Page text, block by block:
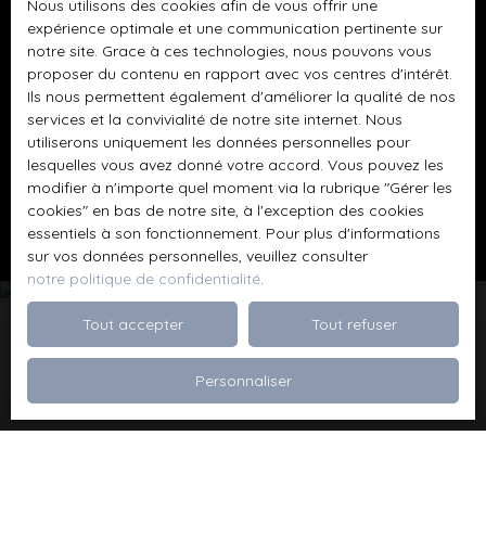
BLOIS CEDEX.
Pour en savoir plus sur le traitement de vos
données personnelles, veuillez consulter notre
politique de confidentialité.
Recevoir des annonces
Je recherche un bien
Vente appartement Dévoluy (05250)
Nous utilisons des cookies afin de vous offrir une
expérience optimale et une communication pertinente sur
notre site. Grace à ces technologies, nous pouvons vous
proposer du contenu en rapport avec vos centres d'intérêt.
Ils nous permettent également d'améliorer la qualité de nos
services et la convivialité de notre site internet. Nous
utiliserons uniquement les données personnelles pour
lesquelles vous avez donné votre accord. Vous pouvez les
modifier à n'importe quel moment via la rubrique ″Gérer les
cookies″ en bas de notre site, à l'exception des cookies
essentiels à son fonctionnement. Pour plus d'informations
sur vos données personnelles, veuillez consulter
notre politique de confidentialité.
Tout accepter Tout refuser
Personnaliser